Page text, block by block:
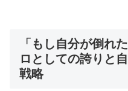
「もし自分が倒れ
ロとしての誇りと
戦略